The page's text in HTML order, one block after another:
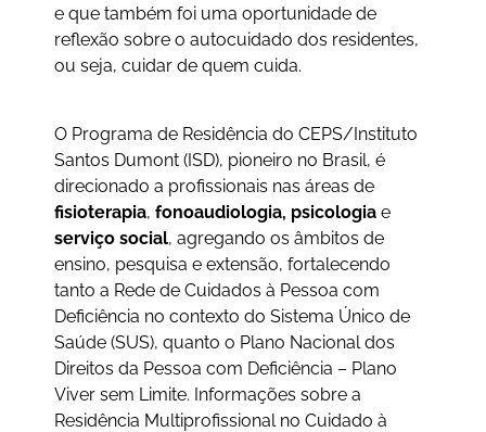
e que também foi uma oportunidade de
reflexão sobre o autocuidado dos residentes,
ou seja, cuidar de quem cuida.
O Programa de Residência do CEPS/Instituto
Santos Dumont (ISD), pioneiro no Brasil, é
direcionado a profissionais nas áreas de
fisioterapia, fonoaudiologia, psicologia e
serviço social, agregando os âmbitos de
ensino, pesquisa e extensão, fortalecendo
tanto a Rede de Cuidados à Pessoa com
Deficiência no contexto do Sistema Único de
Saúde (SUS), quanto o Plano Nacional dos
Direitos da Pessoa com Deficiência – Plano
Viver sem Limite. Informações sobre a
Residência Multiprofissional no Cuidado à